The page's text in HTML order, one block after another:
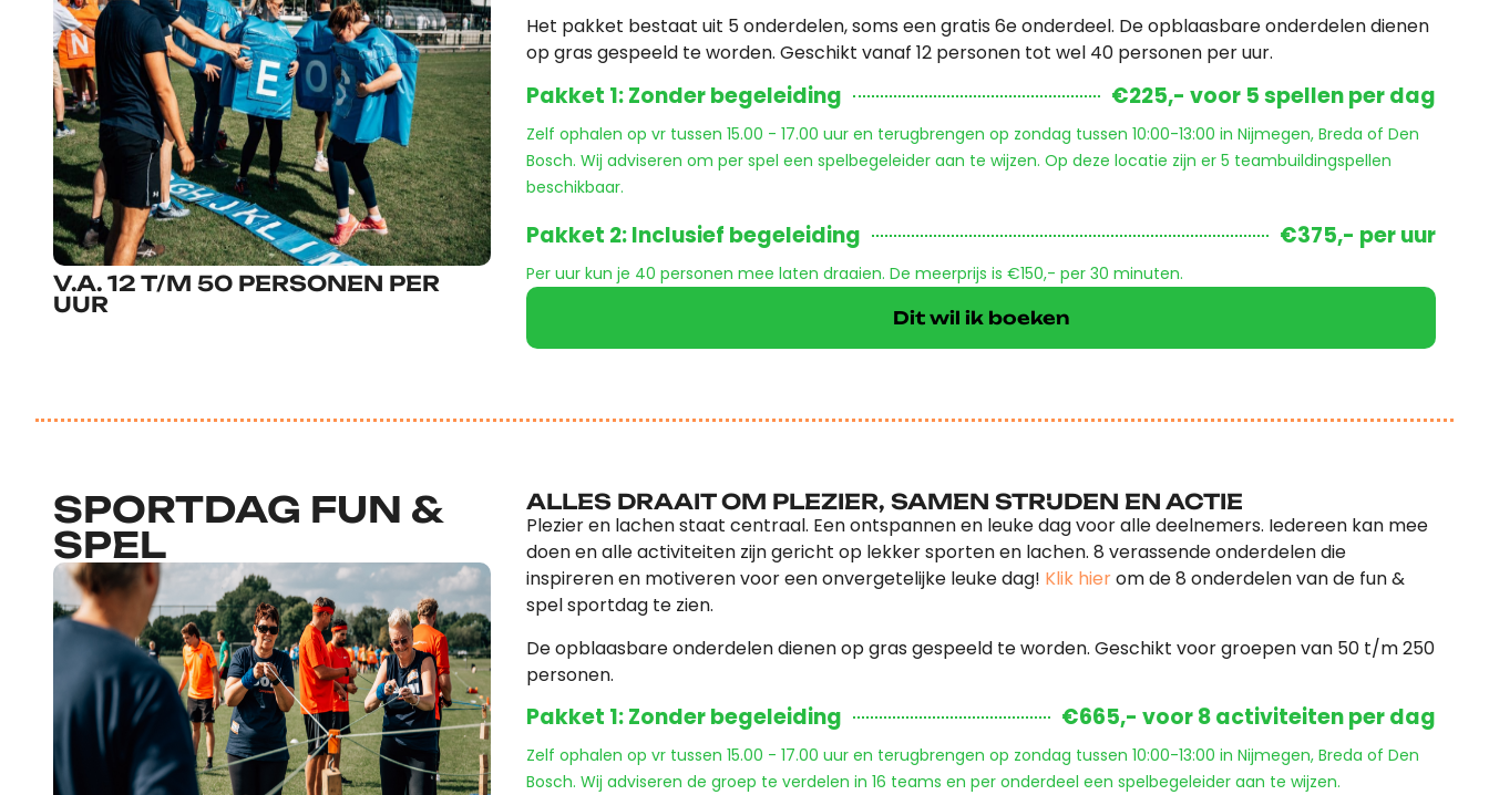
V.A. 12 T/M 50 PERSONEN PER
UUR
Het pakket bestaat uit 5 onderdelen, soms een gratis 6e onderdeel. De opblaasbare onderdelen dienen
op gras gespeeld te worden. Geschikt vanaf 12 personen tot wel 40 personen per uur.
Pakket 1: Zonder begeleiding €225,- voor 5 spellen per dag
Zelf ophalen op vr tussen 15.00 - 17.00 uur en terugbrengen op zondag tussen 10:00-13:00 in Nijmegen, Breda of Den
Bosch. Wij adviseren om per spel een spelbegeleider aan te wijzen. Op deze locatie zijn er 5 teambuildingspellen
beschikbaar.
Pakket 2: Inclusief begeleiding €375,- per uur
Per uur kun je 40 personen mee laten draaien. De meerprijs is €150,- per 30 minuten.
Dit wil ik boeken
SPORTDAG FUN &
SPEL
ALLES DRAAIT OM PLEZIER, SAMEN STRIJDEN EN ACTIE
Plezier en lachen staat centraal. Een ontspannen en leuke dag voor alle deelnemers. Iedereen kan mee
doen en alle activiteiten zijn gericht op lekker sporten en lachen. 8 verassende onderdelen die
inspireren en motiveren voor een onvergetelijke leuke dag! Klik hierom de 8 onderdelen van de fun &
spel sportdag te zien.
De opblaasbare onderdelen dienen op gras gespeeld te worden. Geschikt voor groepen van 50 t/m 250
personen.
Pakket 1: Zonder begeleiding €665,- voor 8 activiteiten per dag
Zelf ophalen op vr tussen 15.00 - 17.00 uur en terugbrengen op zondag tussen 10:00-13:00 in Nijmegen, Breda of Den
Bosch. Wij adviseren de groep te verdelen in 16 teams en per onderdeel een spelbegeleider aan te wijzen.